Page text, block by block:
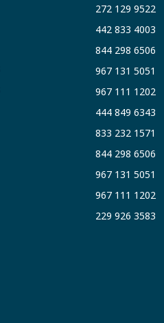
272 129 9522
442 833 4003
844 298 6506
967 131 5051
967 111 1202
444 849 6343
833 232 1571
844 298 6506
967 131 5051
967 111 1202
229 926 3583